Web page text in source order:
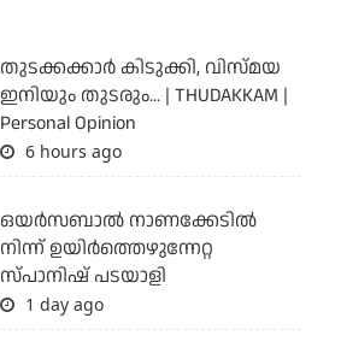
തുടക്കക്കാര്‍ കിടുക്കി, വിസ്മയ
ഇനിയും തുടരും... | THUDAKKAM |
Personal Opinion
6 hours ago
ഒയര്‍സബാൽ നാണക്കേടിൽ
നിന്ന് ഉയിർത്തെഴുന്നേറ്റ
സ്പാനിഷ് പടയാളി
1 day ago